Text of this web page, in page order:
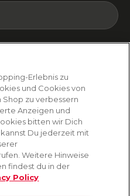
abmelden. Indem du fortfährst, stimmst
zu
Erlebnis zu
und Cookies von
zu verbessern
Anzeigen und
bitten wir Dich
Du jederzeit mit
Weitere Hinweise
findest du in der
Policy